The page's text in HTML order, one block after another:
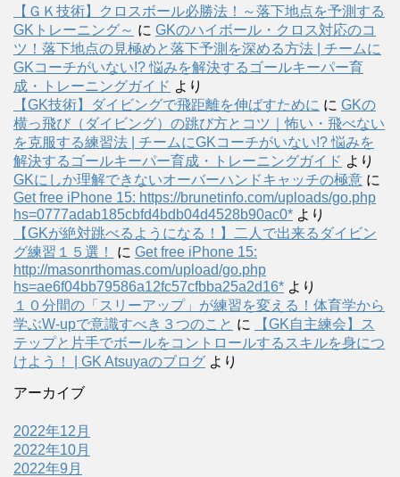
【ＧＫ技術】クロスボール必勝法！～落下地点を予測する
GKトレーニング～ に GKのハイボール・クロス対応のコ
ツ！落下地点の見極めと落下予測を深める方法 | チームに
GKコーチがいない!? 悩みを解決するゴールキーパー育
成・トレーニングガイド より
【GK技術】ダイビングで飛距離を伸ばすために に GKの
横っ飛び（ダイビング）の跳び方とコツ｜怖い・飛べない
を克服する練習法 | チームにGKコーチがいない!? 悩みを
解決するゴールキーパー育成・トレーニングガイド より
GKにしか理解できないオーバーハンドキャッチの極意 に
Get free iPhone 15: https://brunetinfo.com/uploads/go.php
hs=0777adab185cbfd4bdb04d4528b90ac0* より
【GKが絶対跳べるようになる！】二人で出来るダイビン
グ練習１５選！
に Get free iPhone 15:
http://masonrthomas.com/upload/go.php
hs=ae6f04bb79586a12fc57cfbba25a2d16* より
１０分間の「スリーアップ」が練習を変える！体育学から
学ぶW-upで意識すべき３つのこと に
【GK自主練会】ス
テップと片手でボールをコントロールするスキルを身につ
けよう！ | GK Atsuyaのブログ より
アーカイブ
2022年12月
2022年10月
2022年9月